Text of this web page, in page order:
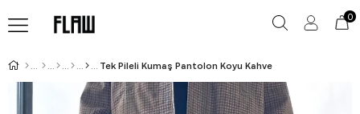
0
Tek Pileli Kumaş Pantolon Koyu Kahve